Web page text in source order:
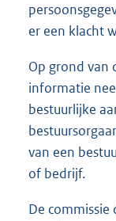
er een klacht
Op grond van
informatie
bestuurlijke
van een
of bedrijf.
De commissie